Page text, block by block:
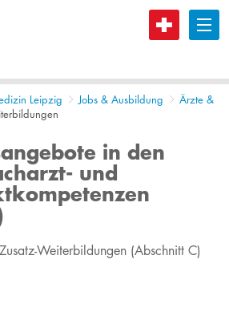
B
Leipzig Jobs & Ausbildung
Ärzte &
in den
und
Weiterbildungen (Abschnitt C)